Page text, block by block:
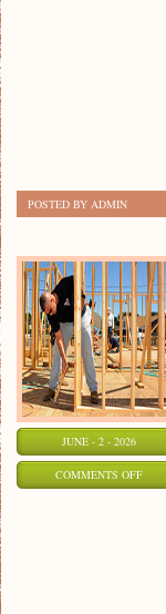
POSTED BY ADMIN
JUNE - 2 - 2026
COMMENTS OFFON